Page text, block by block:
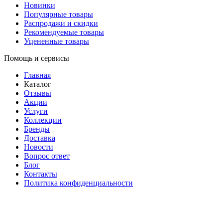
Новинки
Популярные товары
Распродажи и скидки
Рекомендуемые товары
Уцененные товары
Помощь и сервисы
Главная
Каталог
Отзывы
Акции
Услуги
Коллекции
Бренды
Доставка
Новости
Вопрос ответ
Блог
Контакты
Политика конфиденциальности